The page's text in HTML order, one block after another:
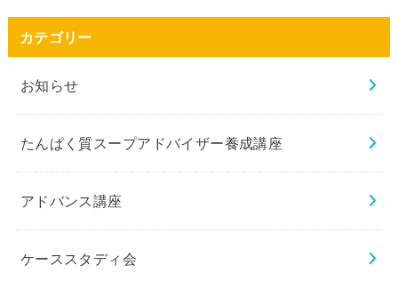
カテゴリー
お知らせ
たんぱく質スープアドバイザー養成講座
アドバンス講座
ケーススタディ会